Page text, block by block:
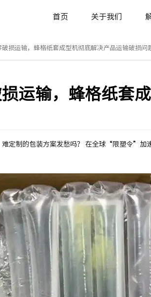
首页 关于我们
破损运输，蜂格纸套成型机彻底解决产品运输破损问
运输，蜂格纸套
定制的包装方案发愁吗？ 在全球“限塑令”加